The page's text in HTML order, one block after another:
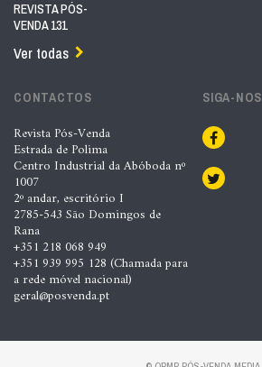
REVISTA PÓS-
VENDA 131
Ver todas
CONTACTOS
Revista Pós-Venda
Estrada de Polima
Centro Industrial da Abóboda nº
1007
2º andar, escritório I
2785-543 São Domingos de
Rana
+351 218 068 949
+351 939 995 128 (Chamada para
a rede móvel nacional)
geral@posvenda.pt
SIGA-NOS